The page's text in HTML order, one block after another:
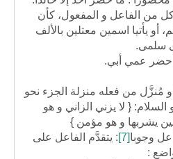
من الفاعل و المفعول، كأن
أو يأتيا اسمين معتلين بالألف
سلمى.
أبي.
مُنزَّل من فعله منزلة الجزء نحو
{ لا يزني الزاني و هو
يشربها و هو مؤمن }
وجوبا[7]: يتقدَّم الفاعل على
: